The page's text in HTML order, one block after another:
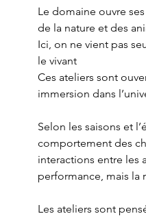
Le domaine ouvre
de la nature et des
Ici, on ne vient pas
le vivant
Ces ateliers sont
immersion dans
Selon les saisons et
comportement des
interactions entre les
performance, mais la
Les ateliers sont